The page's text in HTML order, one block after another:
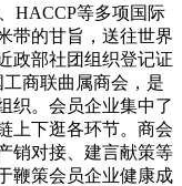
HACCP等多项国际
带的甘旨，送往世界
政部社团组织登记证
工商联曲属商会，是
织。会员企业集中了
上下逛各环节。商会
销对接、建言献策等
鞭策会员企业健康成